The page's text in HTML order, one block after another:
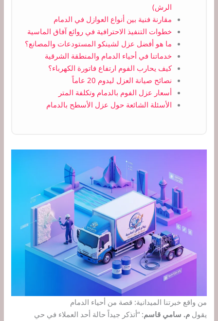
الرش)
مقارنة فنية بين أنواع العوازل في الدمام
خطوات التنفيذ الاحترافية في روائع آفاق الماسية
ما هو أفضل عزل لشينكو المستودعات والمصانع؟
خدماتنا في أحياء الدمام والمنطقة الشرقية
كيف يحارب الفوم ارتفاع فاتورة الكهرباء؟
نصائح صيانة العزل ليدوم 20 عاماً
أسعار عزل الفوم بالدمام وتكلفة المتر
الأسئلة الشائعة حول عزل الأسطح بالدمام
من واقع خبرتنا الميدانية: قصة من أحياء الدمام
يقولم. سامي قاسم: “أتذكر جيداً حالة أحد العملاء في حي